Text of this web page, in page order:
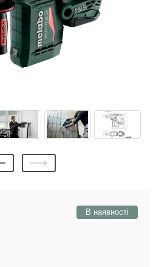
В наявності